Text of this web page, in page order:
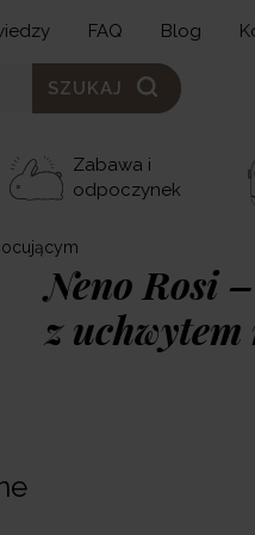
FAQ Blog
SZUKAJ
Zabawa i
odpoczynek
Neno Rosi
z